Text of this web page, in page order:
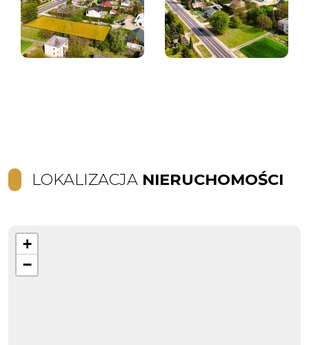
LOKALIZACJA NIERUCHOMOŚCI
+
−